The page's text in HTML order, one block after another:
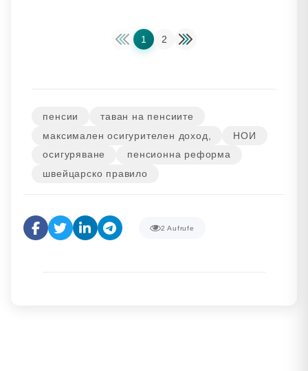
1 2
пенсии
таван на пенсиите
максимален осигурителен доход,
НОИ
осигуряване
пенсионна реформа
швейцарско правило
2 Aufrufe